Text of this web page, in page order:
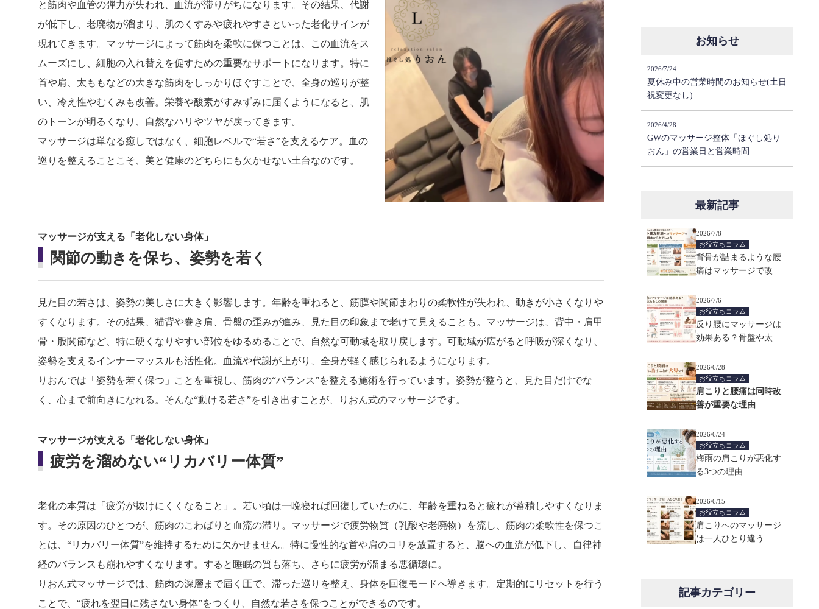
と筋肉や血管の弾力が失われ、血流が滞りがちになります。その結果、代謝
が低下し、老廃物が溜まり、肌のくすみや疲れやすさといった老化サインが
現れてきます。マッサージによって筋肉を柔軟に保つことは、この血流をス
ムーズにし、細胞の入れ替えを促すための重要なサポートになります。特に
首や肩、太ももなどの大きな筋肉をしっかりほぐすことで、全身の巡りが整
い、冷え性やむくみも改善。栄養や酸素がすみずみに届くようになると、肌
のトーンが明るくなり、自然なハリやツヤが戻ってきます。
マッサージは単なる癒しではなく、細胞レベルで“若さ”を支えるケア。血の
巡りを整えることこそ、美と健康のどちらにも欠かせない土台なのです。
マッサージが支える「老化しない身体」
関節の動きを保ち、姿勢を若く
見た目の若さは、姿勢の美しさに大きく影響します。年齢を重ねると、筋膜や関節まわりの柔軟性が失われ、動きが小さくなりや
すくなります。その結果、猫背や巻き肩、骨盤の歪みが進み、見た目の印象まで老けて見えることも。マッサージは、背中・肩甲
骨・股関節など、特に硬くなりやすい部位をゆるめることで、自然な可動域を取り戻します。可動域が広がると呼吸が深くなり、
姿勢を支えるインナーマッスルも活性化。血流や代謝が上がり、全身が軽く感じられるようになります。
りおんでは「姿勢を若く保つ」ことを重視し、筋肉の“バランス”を整える施術を行っています。姿勢が整うと、見た目だけでな
く、心まで前向きになれる。そんな“動ける若さ”を引き出すことが、りおん式のマッサージです。
マッサージが支える「老化しない身体」
疲労を溜めない“リカバリー体質”
老化の本質は「疲労が抜けにくくなること」。若い頃は一晩寝れば回復していたのに、年齢を重ねると疲れが蓄積しやすくなりま
す。その原因のひとつが、筋肉のこわばりと血流の滞り。マッサージで疲労物質（乳酸や老廃物）を流し、筋肉の柔軟性を保つこ
とは、“リカバリー体質”を維持するために欠かせません。特に慢性的な首や肩のコリを放置すると、脳への血流が低下し、自律神
経のバランスも崩れやすくなります。すると睡眠の質も落ち、さらに疲労が溜まる悪循環に。
りおん式マッサージでは、筋肉の深層まで届く圧で、滞った巡りを整え、身体を回復モードへ導きます。定期的にリセットを行う
ことで、“疲れを翌日に残さない身体”をつくり、自然な若さを保つことができるのです。
お知らせ
2026/7/24
夏休み中の営業時間のお知らせ(土日
祝変更なし)
2026/4/28
GWのマッサージ整体「ほぐし処り
おん」の営業日と営業時間
最新記事
2026/7/8
お役立ちコラム
背骨が詰まるような腰
痛はマッサージで改善
する？起立筋との関係
2026/7/6
お役立ちコラム
反り腰にマッサージは
効果ある？骨盤や太も
もとの関係
2026/6/28
お役立ちコラム
肩こりと腰痛は同時改
善が重要な理由
2026/6/24
お役立ちコラム
梅雨の肩こりが悪化す
る3つの理由
2026/6/15
お役立ちコラム
肩こりへのマッサージ
は一人ひとり違う
記事カテゴリー